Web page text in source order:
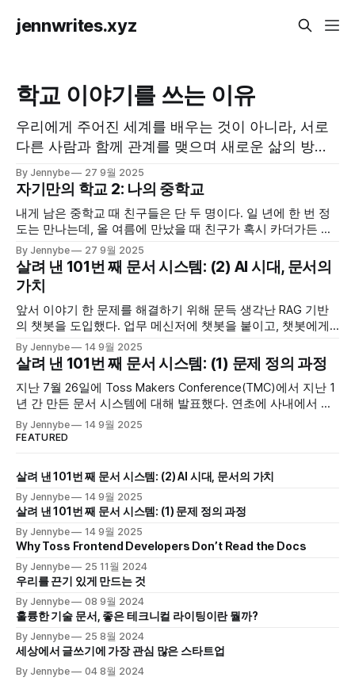
jennwrites.xyz
학교 이야기를 쓰는 이유
우리에게 주어진 세계를 배우는 것이 아니라, 서로
다른 사람과 함께 관계를 맺으며 새로운 삶의 방식
을 상상하고, 아직 오지 않은 가능성을 함께 그려보
는 것
By Jennybe 27 9월 2025
자기만의 학교 2: 나의 중학교
내게 남은 중학교 때 친구들은 단 두 명이다. 일 년에 한 번 정
도는 만나는데, 올 여름에 만났을 때 친구가 혹시 카더가든 유
튜브에 우리 학교가 나온 걸 아냐고 물었다. 락 밴드가 학교에
가는 썸네일을 본 것 같긴 한데.. 도대회 1등도 하고 엄청 잘한
다고, 그 콘텐츠도 무척 잘됐다는 얘기를 들었다. 우리 학교에
By Jennybe 27 9월 2025
살려 낸 101번 째 문서 시스템: (2) AI 시대, 문서의
가치
앞서 이야기 한 문제를 해결하기 위해 문득 생각난 RAG 기반
의 챗봇을 도입했다. 업무 메신저에 챗봇을 붙이고, 챗봇에게
문서에 있는 내용을 물어보게 했다. 문서 사이트에 들어가 읽
는 방식이 아니라 업무 메신저에 질문하고 답변을 받는 방식으
로 바꾸자 실질적인 문서 콘텐츠 활용량이 엄청나게 늘었고,
다들 편리하다며 좋아했다. 챗봇을 사용해 문서 접근성을 높이
면서 깨달은
By Jennybe 14 9월 2025
살려 낸 101번 째 문서 시스템: (1) 문제 정의 과정
지난 7월 26일에 Toss Makers Conference(TMC)에서 지난 1
년 간 만든 문서 시스템에 대해 발표했다. 연초에 사내에서 발
표 등록 공지가 났을 때는 제안을 받고 꽤 망설였다. 4년 정도
SLASH 컨퍼런스를 위해 연사분들의 장표와 스크립트 검수를
By Jennybe
14 9월 2025
FEATURED
살려 낸 101번 째 문서 시스템: (2) AI 시대, 문서의 가치
By Jennybe 14 9월 2025
살려 낸 101번 째 문서 시스템: (1) 문제 정의 과정
By Jennybe 14 9월 2025
Why Toss Frontend Developers Don’t Read the Docs
By Jennybe 25 11월 2024
우리를 끈기 있게 만드는 것
By Jennybe 08 9월 2024
훌륭한 기술 문서, 좋은 테크니컬 라이팅이란 뭘까?
By Jennybe 25 8월 2024
세상에서 글쓰기에 가장 관심 많은 스타트업
By Jennybe 04 8월 2024